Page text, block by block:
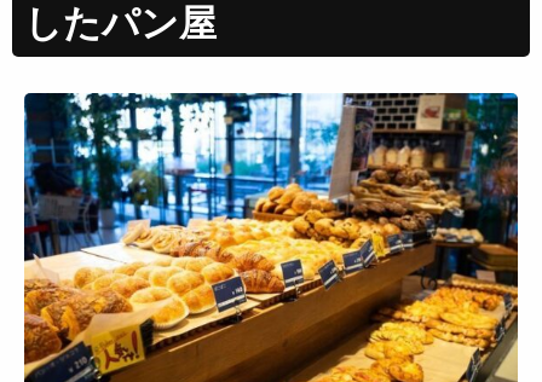
したパン屋